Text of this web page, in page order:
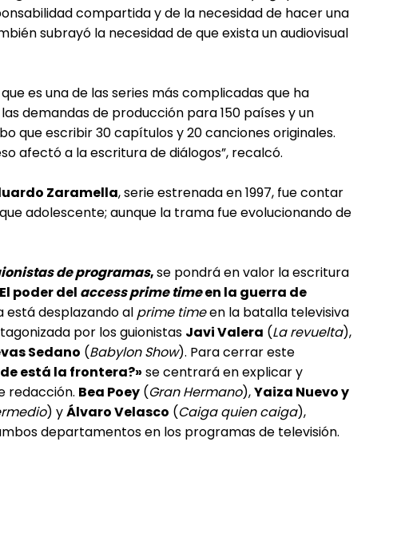
compartida y de la necesidad de hacer una
subrayó la necesidad de que exista un audiovisual
es una de las series más complicadas que ha
demandas de producción para 150 países y un
que escribir 30 capítulos y 20 canciones originales.
afectó a la escritura de diálogos”, recalcó.
Zaramella, serie estrenada en 1997, fue contar
adolescente; aunque la trama fue evolucionando de
de programas,se pondrá en valor la escritura
poder del access prime timeen la guerra de
está desplazando al prime timeen la batalla televisiva
por los guionistas Javi Valera (La revuelta),
Sedano (Babylon Show). Para cerrar este
está la frontera?» se centrará en explicar y
redacción. Bea Poey(Gran Hermano),Yaiza Nuevo y
) yÁlvaro Velasco (Caiga quien caiga),
departamentos en los programas de televisión.